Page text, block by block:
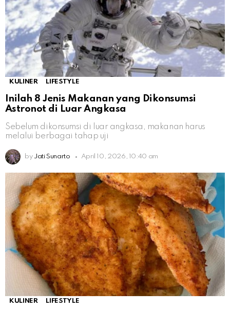
KULINER LIFESTYLE
Inilah 8 Jenis Makanan yang Dikonsumsi
Astronot di Luar Angkasa
Sebelum dikonsumsi di luar angkasa, makanan harus
melalui berbagai tahap uji
by Jati Sunarto April 10, 2026, 10:40 am
KULINER LIFESTYLE